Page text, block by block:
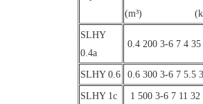
(m³)
SLHY
0.4a
0.4 200 3-6 7 4 35
SLHY 0.6 0.6 300 3-6 7 5.5
SLHY 1c 1 500 3-6 7 11 32